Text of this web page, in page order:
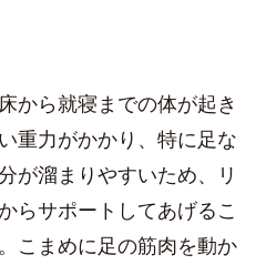
から就寝までの体が起き
重力がかかり、特に足な
が溜まりやすいため、リ
らサポートしてあげるこ
こまめに足の筋肉を動か